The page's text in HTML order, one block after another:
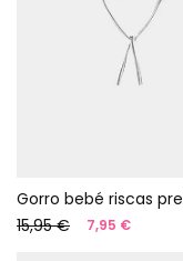
15,95 €
7,95 €